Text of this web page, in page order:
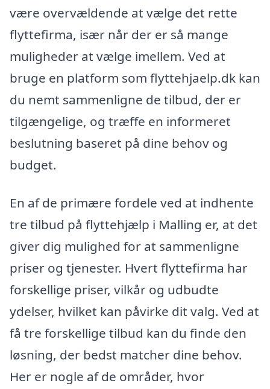
være overvældende at vælge det rette
flyttefirma, især når der er så mange
muligheder at vælge imellem. Ved at
bruge en platform som flyttehjaelp.dk kan
du nemt sammenligne de tilbud, der er
tilgængelige, og træffe en informeret
beslutning baseret på dine behov og
budget.
En af de primære fordele ved at indhente
tre tilbud på flyttehjælp i Malling er, at det
giver dig mulighed for at sammenligne
priser og tjenester. Hvert flyttefirma har
forskellige priser, vilkår og udbudte
ydelser, hvilket kan påvirke dit valg. Ved at
få tre forskellige tilbud kan du finde den
løsning, der bedst matcher dine behov.
Her er nogle af de områder, hvor